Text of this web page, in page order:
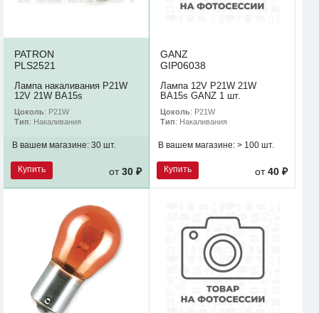
PATRON
PLS2521
Лампа накаливания P21W
12V 21W BA15s
Цоколь: P21W
Тип: Накаливания
В вашем магазине: 30 шт.
Купить от30 ₽
GANZ
GIP06038
Лампа 12V P21W 21W
BA15s GANZ 1 шт.
Цоколь: P21W
Тип: Накаливания
В вашем магазине: > 100 шт.
Купить от40 ₽